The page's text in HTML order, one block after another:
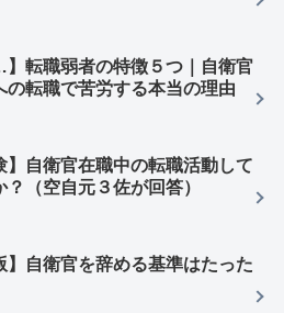
】転職弱者の特徴５つ｜自衛官
の転職で苦労する本当の理由
】自衛官在職中の転職活動して
？（空自元３佐が回答）
】自衛官を辞める基準はたった